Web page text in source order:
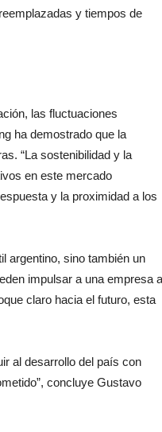
y tiempos de
las fluctuaciones
ha demostrado que la
“La sostenibilidad y la
en este mercado
y la proximidad a los
argentino, sino también un
impulsar a una empresa a
claro hacia el futuro, esta
al desarrollo del país con
concluye Gustavo